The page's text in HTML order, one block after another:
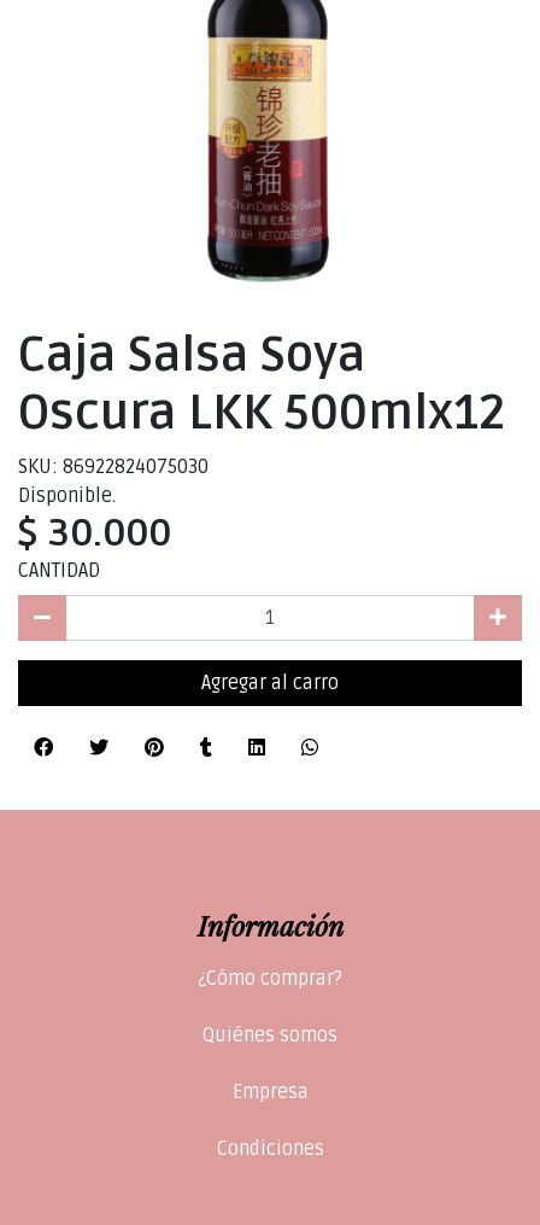
Caja Salsa Soya
Oscura LKK 500mlx12
SKU: 86922824075030
Disponible.
$ 30.000
CANTIDAD
Agregar al carro
Información
¿Cómo comprar?
Quiénes somos
Empresa
Condiciones